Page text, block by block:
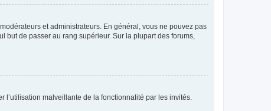
et administrateurs. En général, vous ne pouvez pas
but de passer au rang supérieur. Sur la plupart des forums,
l’utilisation malveillante de la fonctionnalité par les invités.